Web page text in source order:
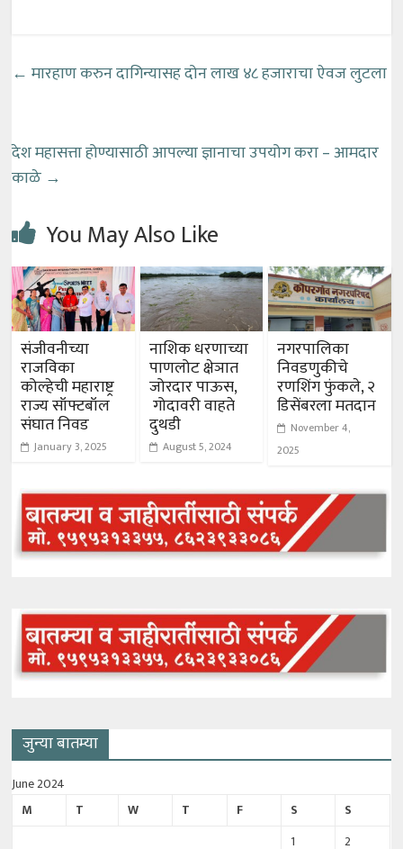
← मारहाण करुन दागिन्यासह दोन लाख ४८ हजाराचा ऐवज लुटला
देश महासत्ता होण्यासाठी आपल्या ज्ञानाचा उपयोग करा – आमदार
काळे →
You May Also Like
संजीवनीच्या
राजविका
कोल्हेची महाराष्ट्र
राज्य सॉफ्टबॉल
संघात निवड
January 3, 2025
नाशिक धरणाच्या
पाणलोट क्षेञात
जोरदार पाऊस,
गोदावरी वाहते
दुथडी
August 5, 2024
नगरपालिका
निवडणुकीचे
रणशिंग फुंकले, २
डिसेंबरला मतदान
November 4,
2025
जुन्या बातम्या
June 2024
M
T W T F S
S
1
2